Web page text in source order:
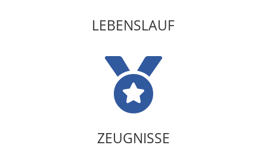
LEBENSLAUF

ZEUGNISSE